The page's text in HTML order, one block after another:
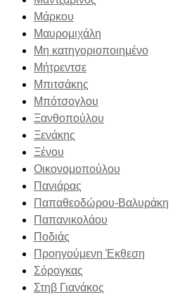
Μάρκου
Μαυρομιχάλη
Μη κατηγοριοποιημένο
Μήτρεντσε
Μπιτσάκης
Μπότσογλου
Ξανθοπούλου
Ξενάκης
Ξένου
Οικονομοπούλου
Πανιάρας
Παπαθεοδώρου-Βαλυράκη
Παπανικολάου
Ποδιάς
Προηγούμενη Έκθεση
Σόρογκας
Στηβ Γιανάκος